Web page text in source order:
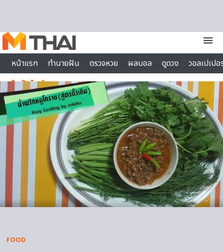
menu
หน้าแรก
ทำนายฝัน ตรวจหวย ผลบอล ดูดวง
วอลเปเป
ไลฟ์สไตล์
FOOD